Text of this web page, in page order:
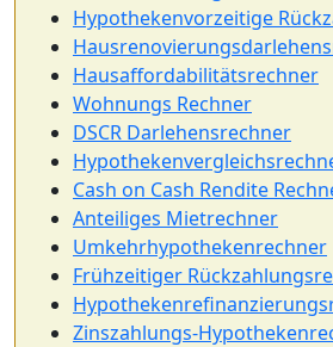
Hypothekenvorzeitige
Hausaffordabilitätsrechner
Wohnungs Rechner
DSCR Darlehensrechner
Cash on Cash Rendite
Anteiliges Mietrechner
Umkehrhypothekenrechner
Frühzeitiger
Zinszahlungs-